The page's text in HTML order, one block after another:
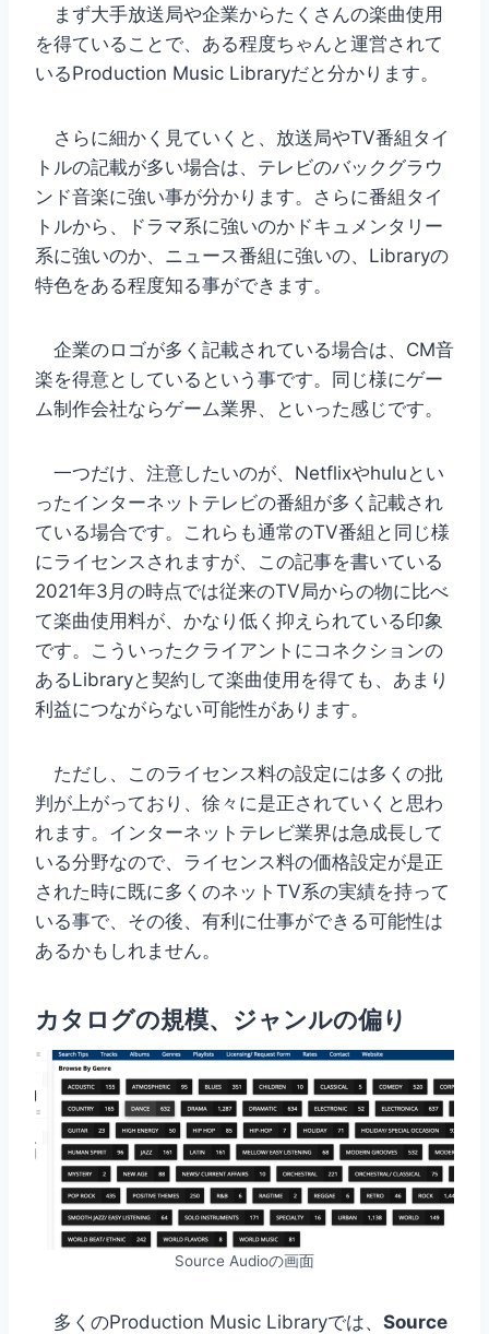
まず大手放送局や企業からたくさんの楽曲使用
を得ていることで、ある程度ちゃんと運営されて
いるProduction Music Libraryだと分かります。
さらに細かく見ていくと、放送局やTV番組タイ
トルの記載が多い場合は、テレビのバックグラウ
ンド音楽に強い事が分かります。さらに番組タイ
トルから、ドラマ系に強いのかドキュメンタリー
系に強いのか、ニュース番組に強いの、Libraryの
特色をある程度知る事ができます。
企業のロゴが多く記載されている場合は、CM音
楽を得意としているという事です。同じ様にゲー
ム制作会社ならゲーム業界、といった感じです。
一つだけ、注意したいのが、Netflixやhuluとい
ったインターネットテレビの番組が多く記載され
ている場合です。これらも通常のTV番組と同じ様
にライセンスされますが、この記事を書いている
2021年3月の時点では従来のTV局からの物に比べ
て楽曲使用料が、かなり低く抑えられている印象
です。こういったクライアントにコネクションの
あるLibraryと契約して楽曲使用を得ても、あまり
利益につながらない可能性があります。
ただし、このライセンス料の設定には多くの批
判が上がっており、徐々に是正されていくと思わ
れます。インターネットテレビ業界は急成長して
いる分野なので、ライセンス料の価格設定が是正
された時に既に多くのネットTV系の実績を持って
いる事で、その後、有利に仕事ができる可能性は
あるかもしれません。
カタログの規模、ジャンルの偏り
Source Audioの画面
多くのProduction Music Libraryでは、 Source